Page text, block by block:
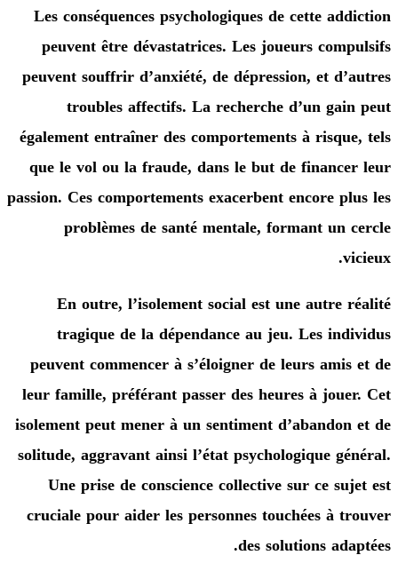
Les conséquences psychologiques de cette
peuvent être dévastatrices. Les joueurs
peuvent souffrir d’anxiété, de dépression, et
troubles affectifs. La recherche d’un
également entraîner des comportements à
que le vol ou la fraude, dans le but de
passion. Ces comportements exacerbent encore
problèmes de santé mentale, formant
En outre, l’isolement social est une
tragique de la dépendance au jeu. Les
peuvent commencer à s’éloigner de leurs
leur famille, préférant passer des heures à
isolement peut mener à un sentiment
solitude, aggravant ainsi l’état psychologique
Une prise de conscience collective sur ce
cruciale pour aider les personnes touchées à
des solutions